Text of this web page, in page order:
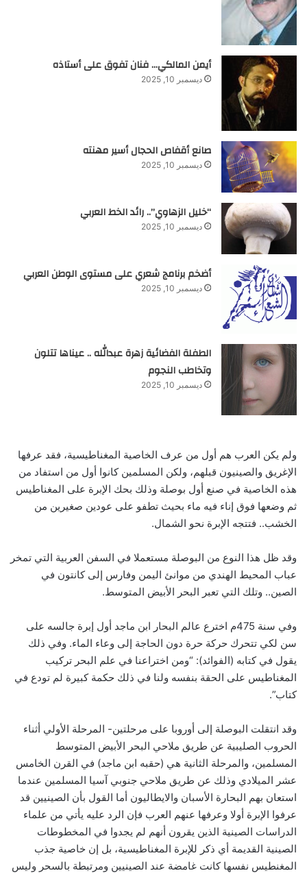
أيمن المالكي… فنان تفوق على أستاذه
ديسمبر 10, 2025
صانع أقفاص الحجال أسير مهنته
ديسمبر 10, 2025
“خليل الزهاوي”.. رائد الخط العربي
ديسمبر 10, 2025
أضخم برنامج شعري على مستوى الوطن العربي
ديسمبر 10, 2025
الطفلة الفضائية زهرة عبدالله .. عيناها تتلون
وتخاطب النجوم
ديسمبر 10, 2025
ولم يكن العرب هم أول من عرف الخاصية المغناطيسية، فقد عرفها
الإغريق والصينيون قبلهم، ولكن المسلمين كانوا أول من استفاد من
هذه الخاصية في صنع أول بوصلة وذلك بحك الإبرة على المغناطيس
ثم وضعها فوق إناء فيه ماء بحيث تطفو على عودين صغيرين من
الخشب.. فتتجه الإبرة نحو الشمال.
وقد ظل هذا النوع من البوصلة مستعملا في السفن العربية التي تمخر
عباب المحيط الهندي من موانئ اليمن وفارس إلى كانتون في
الصين.. وتلك التي تعبر البحر الأبيض المتوسط.
وفي سنة 475م اخترع عالم البحار ابن ماجد أول إبرة جالسه على
سن لكي تتحرك حركة حرة دون الحاجة إلى وعاء الماء. وفي ذلك
يقول في كتابه (الفوائد): “ومن اختراعنا في علم البحر تركيب
المغناطيس على الحقة بنفسه ولنا في ذلك حكمة كبيرة لم تودع في
كتاب”.
وقد انتقلت البوصلة إلى أوروبا على مرحلتين- المرحلة الأولي أثناء
الحروب الصليبية عن طريق ملاحي البحر الأبيض المتوسط
المسلمين، والمرحلة الثانية هي (حقبه ابن ماجد) في القرن الخامس
عشر الميلادي وذلك عن طريق ملاحي جنوبي آسيا المسلمين عندما
استعان بهم البحارة الأسبان والايطاليون أما القول بأن الصينيين قد
عرفوا الإبرة أولا وعرفها عنهم العرب فإن الرد عليه يأتي من علماء
الدراسات الصينية الذين يقرون أنهم لم يجدوا في المخطوطات
الصينية القديمة أي ذكر للإبرة المغناطيسية، بل إن خاصية جذب
المغنطيس نفسها كانت غامضة عند الصينيين ومرتبطة بالسحر وليس